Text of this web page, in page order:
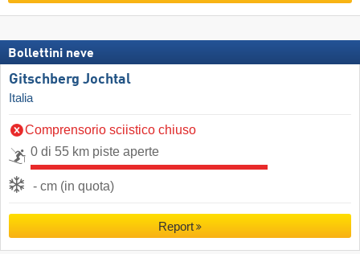
Bollettini neve
Gitschberg Jochtal
Italia
Comprensorio sciistico chiuso
0 di 55 km piste aperte
- cm (in quota)
Report